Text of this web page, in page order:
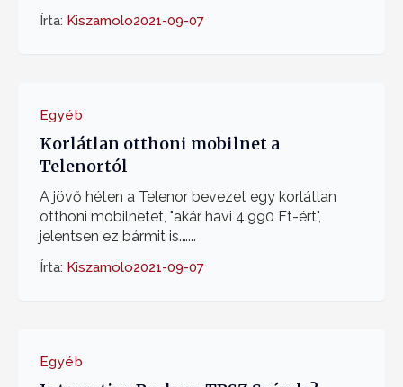
Írta: Kiszamolo2021-09-07
Egyéb
Korlátlan otthoni mobilnet a
Telenortól
A jövő héten a Telenor bevezet egy korlátlan
otthoni mobilnetet, "akár havi 4.990 Ft-ért",
jelentsen ez bármit is.…...
Írta: Kiszamolo2021-09-07
Egyéb